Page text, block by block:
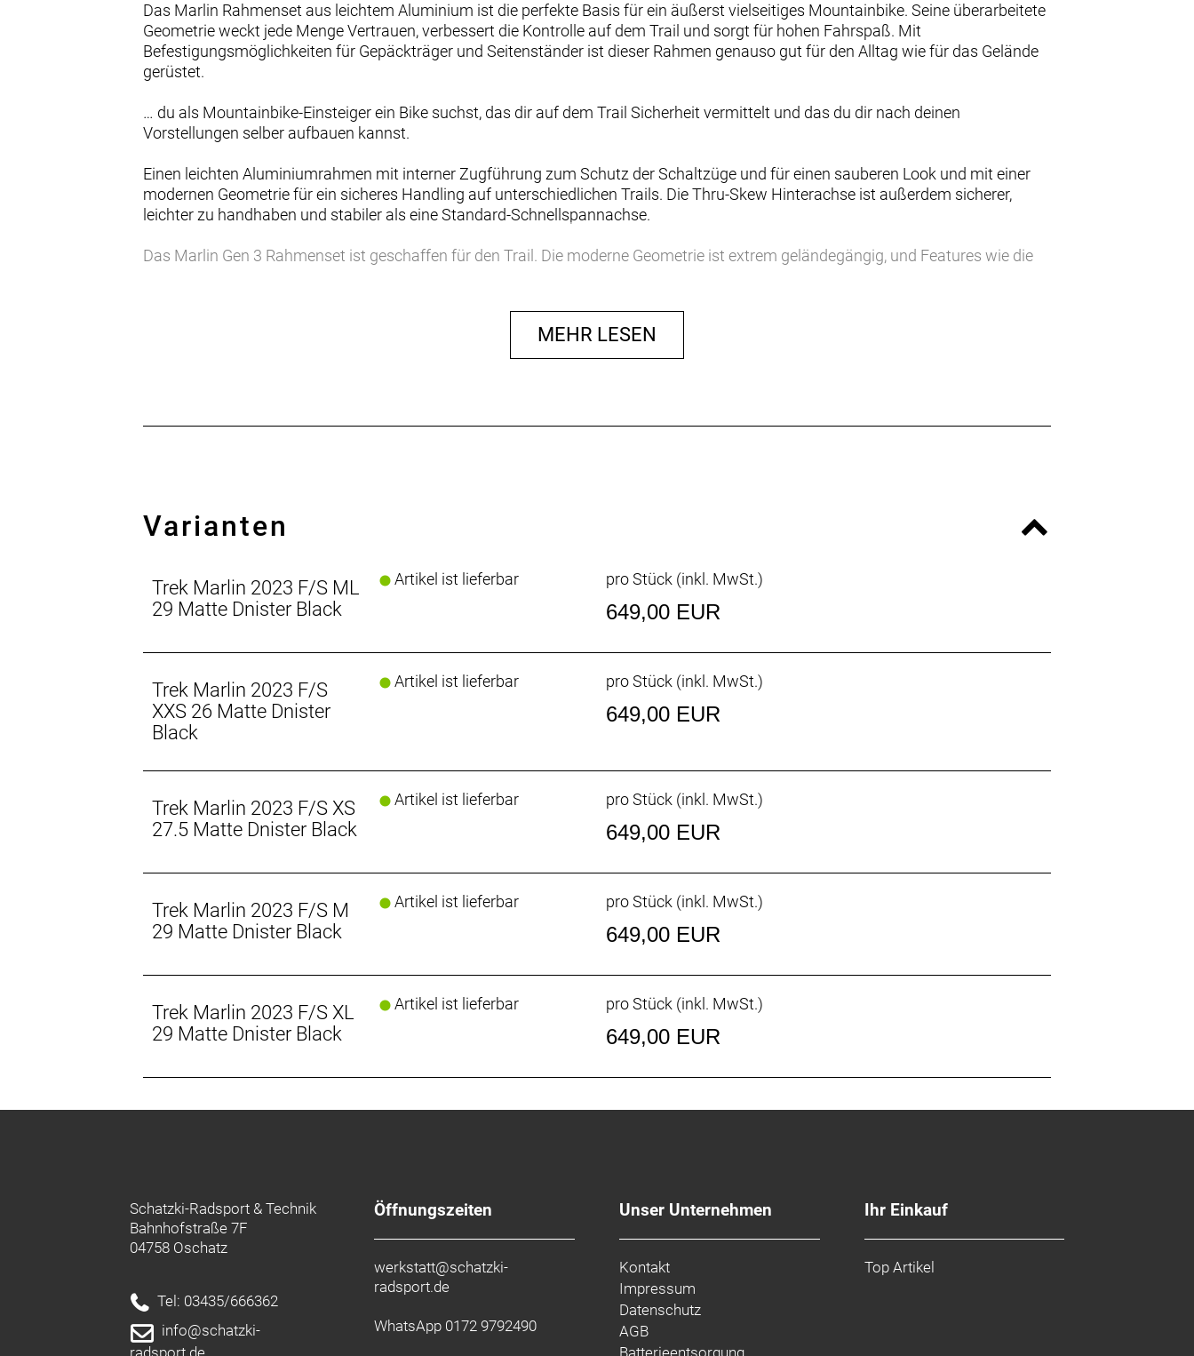
Das Marlin Rahmenset aus leichtem Aluminium ist die perfekte Basis für ein äußerst vielseitiges Mountainbike. Seine überarbeitete
Geometrie weckt jede Menge Vertrauen, verbessert die Kontrolle auf dem Trail und sorgt für hohen Fahrspaß. Mit
Befestigungsmöglichkeiten für Gepäckträger und Seitenständer ist dieser Rahmen genauso gut für den Alltag wie für das Gelände
gerüstet.
… du als Mountainbike-Einsteiger ein Bike suchst, das dir auf dem Trail Sicherheit vermittelt und das du dir nach deinen
Vorstellungen selber aufbauen kannst.
Einen leichten Aluminiumrahmen mit interner Zugführung zum Schutz der Schaltzüge und für einen sauberen Look und mit einer
modernen Geometrie für ein sicheres Handling auf unterschiedlichen Trails. Die Thru-Skew Hinterachse ist außerdem sicherer,
leichter zu handhaben und stabiler als eine Standard-Schnellspannachse.
Das Marlin Gen 3 Rahmenset ist geschaffen für den Trail. Die moderne Geometrie ist extrem geländegängig, und Features wie die
Hinterradachse ein Bike mit großartiger Trailfähigkeit, während die langgestrecktere, flachere Geometrie in steilerem Gelände und
- Der leichte Aluminiumrahmen ist robust genug für den Traileinsatz, ohne dich auszubremsen.
Sizing, wobei Rahmen der Größe XXS auf 26"-Laufrädern rollen und die Laufradgrößen proportional zur Rahmengröße zunehmen,
sodass für alle die richtige Passform zur Verfügung steht.
Trail-bereit und Upgrade-bereit
Das Erfolgsgeheimnis des Marlin ist sein echter, trailerprobter Mountainbikerahmen, der upgradetauglich ist und mit dir mithält,
wenn du heftigere Trails in Angriff nimmst und anspruchsvoller wirst.
Das war‘s mit offenen Ausfallenden Thru Skewer ist ein besseres, belastbareres und präziser ausgerichtetes
Hinterradbefestigungssystem, welches das Hinterrad sicherer hält als ein herkömmlicher Schnellspanner, aber nach wie vor das
Standard-Hinterradachsenmaß von 135 mm verwendet.
Eine bessere Methode der Aluminiumherstellung
emissionsarmes Aluminium zu ersetzen, das unter Nutzung erneuerbarer Energien hergestellt wird. Bis Oktober 2025 wurden
nahezu alle von uns hergestellten Alu-Fahrräder – einschließlich dieses Modells – umgestellt, was zu einer erheblichen
MEHR LESEN
Varianten
Trek Marlin 2023 F/S ML
29 Matte Dnister Black
Artikel ist lieferbar pro Stück (inkl. MwSt.)
649,00 EUR
Trek Marlin 2023 F/S
XXS 26 Matte Dnister
Black
Artikel ist lieferbar pro Stück (inkl. MwSt.)
649,00 EUR
Trek Marlin 2023 F/S XS
27.5 Matte Dnister Black
Artikel ist lieferbar pro Stück (inkl. MwSt.)
649,00 EUR
Trek Marlin 2023 F/S M
29 Matte Dnister Black
Artikel ist lieferbar pro Stück (inkl. MwSt.)
649,00 EUR
Trek Marlin 2023 F/S XL
29 Matte Dnister Black
Artikel ist lieferbar pro Stück (inkl. MwSt.)
649,00 EUR
Schatzki-Radsport & Technik
Bahnhofstraße 7F
04758 Oschatz
Tel: 03435/666362
info@schatzki-
Öffnungszeiten
werkstatt@schatzki-
radsport.de
WhatsApp 0172 9792490
Unser Unternehmen
Kontakt
Impressum
Datenschutz
AGB
Ihr Einkauf
Top Artikel